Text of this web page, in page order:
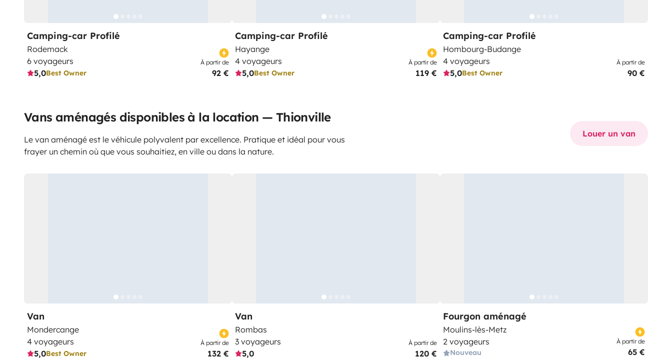
Camping-car Profilé
Rodemack
6 voyageurs
5,0Best Owner
À partir de
92 €
Camping-car Profilé
Hayange
4 voyageurs
5,0Best Owner
À partir de
119 €
Camping-car Profilé
Hombourg-Budange
4 voyageurs
5,0Best Owner
À partir de
90 €
Vans aménagés disponibles à la location — Thionville
Le van aménagé est le véhicule polyvalent par excellence. Pratique et idéal pour vous
frayer un chemin où que vous souhaitiez, en ville ou dans la nature.
Louer un van
Van
Mondercange
4 voyageurs
5,0Best Owner
À partir de
132 €
Van
Rombas
3 voyageurs
5,0
À partir de
120 €
Fourgon aménagé
Moulins-lès-Metz
2 voyageurs
Nouveau
À partir de
65 €